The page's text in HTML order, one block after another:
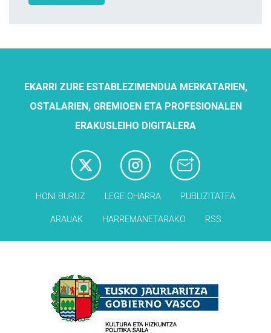
EKARRI ZURE ESTABLEZIMENDUA MERKATARIEN,
OSTALARIEN, GREMIOEN ETA PROFESIONALEN
ERAKUSLEIHO DIGITALERA
HONI BURUZ LEGE OHARRA PUBLIZITATEA
ARAUAK HARREMANETARAKO RSS